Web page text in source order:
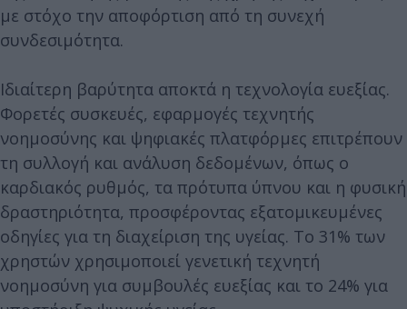
με στόχο την αποφόρτιση από τη συνεχή
συνδεσιμότητα.
Ιδιαίτερη βαρύτητα αποκτά η τεχνολογία ευεξίας.
Φορετές συσκευές, εφαρμογές τεχνητής
νοημοσύνης και ψηφιακές πλατφόρμες επιτρέπουν
τη συλλογή και ανάλυση δεδομένων, όπως ο
καρδιακός ρυθμός, τα πρότυπα ύπνου και η φυσική
δραστηριότητα, προσφέροντας εξατομικευμένες
οδηγίες για τη διαχείριση της υγείας. Το 31% των
χρηστών χρησιμοποιεί γενετική τεχνητή
νοημοσύνη για συμβουλές ευεξίας και το 24% για